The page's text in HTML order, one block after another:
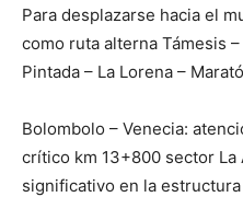
Para desplazarse hacia el
como ruta alterna Támesis –
Pintada – La Lorena –
Bolombolo – Venecia:
crítico km 13+800 sector La
significativo en la